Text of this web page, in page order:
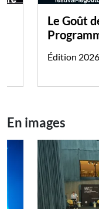
Le Goût
Édition 2026
En images